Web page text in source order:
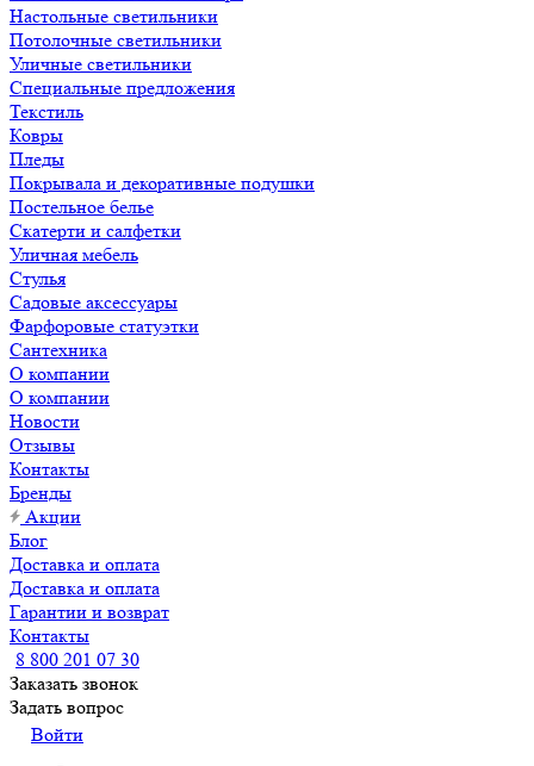
Настольные светильники
Потолочные светильники
Уличные светильники
Специальные предложения
Текстиль
Ковры
Пледы
Покрывала и декоративные подушки
Постельное белье
Скатерти и салфетки
Уличная мебель
Стулья
Садовые аксессуары
Фарфоровые статуэтки
Сантехника
О компании
О компании
Новости
Отзывы
Контакты
Бренды
Акции
Блог
Доставка и оплата
Доставка и оплата
Гарантии и возврат
Контакты
8 800 201 07 30
Заказать звонок
Задать вопрос
Войти